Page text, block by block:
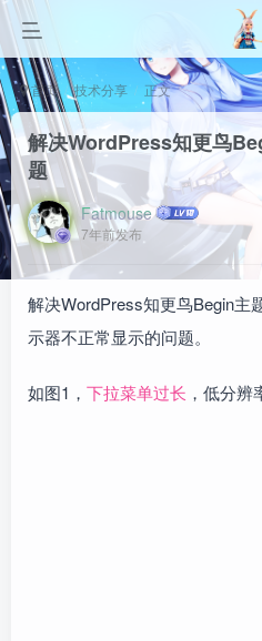
首页 技术分享 正文
解决WordPress知更鸟
题
Fatmouse
7年前发布
解决WordPress知更鸟Begin主
示器不正常显示的问题。
如图1， 下拉菜单过长 ，低分辨